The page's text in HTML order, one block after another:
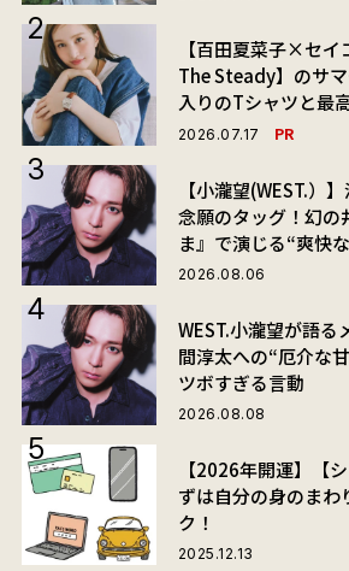
【百田夏菜子×セ
The Steady】のサ
入りのTシャツと最
2026.07.17 PR
【小瀧望(WEST.）
念願のタッグ！幻の
ま』で演じる“爽快
2026.08.06
WEST.小瀧望が語る
間淳太への“厄介な
ツボすぎる言動
2026.08.08
【2026年開運】【
ずは自分の身のまわ
ク！
2025.12.13